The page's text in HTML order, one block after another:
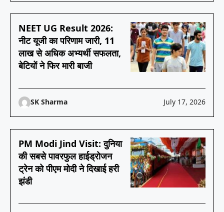
NEET UG Result 2026:
नीट यूजी का परिणाम जारी, 11
लाख से अधिक अभ्यर्थी सफलता,
बेटियों ने फिर मारी बाजी
SK Sharma July 17, 2026
PM Modi Jind Visit: दुनिया
की सबसे पावरफुल हाईड्रोजन
ट्रेन को पीएम मोदी ने दिखाई हरी
झंडी